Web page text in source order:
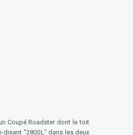
Coupé Roadster dont le toit
disant "280SL" dans les deux